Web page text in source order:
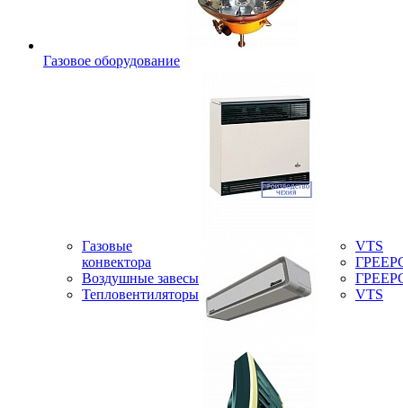
Газовое оборудование
Газовые
конвектора
Воздушные завесы
Тепловентиляторы
VTS
VTS